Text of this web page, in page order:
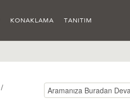
KONAKLAMA TANITIM
/